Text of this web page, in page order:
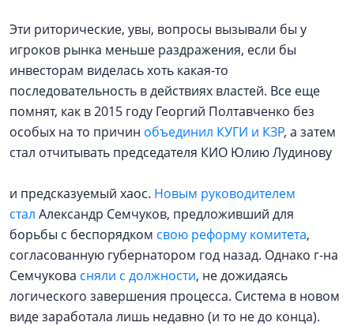
Эти риторические, увы, вопросы вызывали бы у
игроков рынка меньше раздражения, если бы
инвесторам виделась хоть какая-то
последовательность в действиях властей. Все еще
помнят, как в 2015 году Георгий Полтавченко без
особых на то причин объединил КУГИ и КЗР, а затем
стал отчитывать председателя КИО Юлию Лудинову
и предсказуемый хаос. Новым руководителем
стал Александр Семчуков, предложивший для
борьбы с беспорядком свою реформу комитета,
согласованную губернатором год назад. Однако г-на
Семчукова сняли с должности, не дожидаясь
логического завершения процесса. Система в новом
виде заработала лишь недавно (и то не до конца).